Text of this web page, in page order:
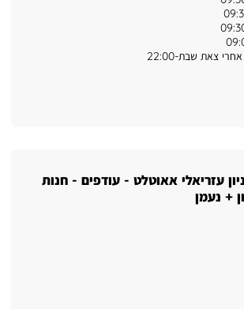
צאת שבת-22:00
עזריאלי אאוטלט - עודפים - חנות
+ נעמן